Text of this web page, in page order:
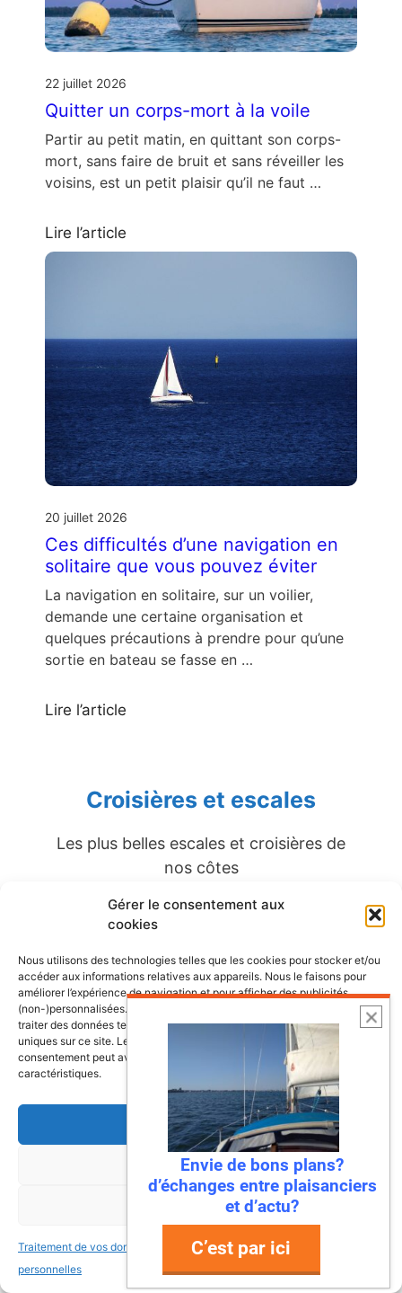
Gérer le consentement aux
cookies
Nous utilisons des technologies telles que les cookies pour stocker et/ou
accéder aux informations relatives aux appareils. Nous le faisons pour
améliorer l’expérience de navigation et pour afficher des publicités
(non-)personnalisées. Consentir à ces technologies nous autorisera à
traiter des données telles que le comportement de navigation ou les ID
uniques sur ce site. Le fait de ne pas consentir ou de retirer son
consentement peut avoir un effet négatif sur certaines fonctonnalités et
caractéristiques.
Accepter
Refuser
Voir les préférences
Traitement de vos données
personnelles
Traitement de vos données
personnelles
22 juillet 2026
Quitter un corps-mort à la voile
Partir au petit matin, en quittant son corps-
mort, sans faire de bruit et sans réveiller les
voisins, est un petit plaisir qu’il ne faut …
Lire l’article
20 juillet 2026
Ces difficultés d’une navigation en
solitaire que vous pouvez éviter
La navigation en solitaire, sur un voilier,
demande une certaine organisation et
quelques précautions à prendre pour qu’une
sortie en bateau se fasse en …
Lire l’article
Croisières et escales
Les plus belles escales et croisières de
nos côtes
Envie de fraicheur ? Larguez les
amarres direction la Normandie
Imaginez : des falaises vertigineuses qui
plongent dans une mer turquoise, des ports
Envie de bons plans?
d’échanges entre plaisanciers
et d’actu?
C’est par ici